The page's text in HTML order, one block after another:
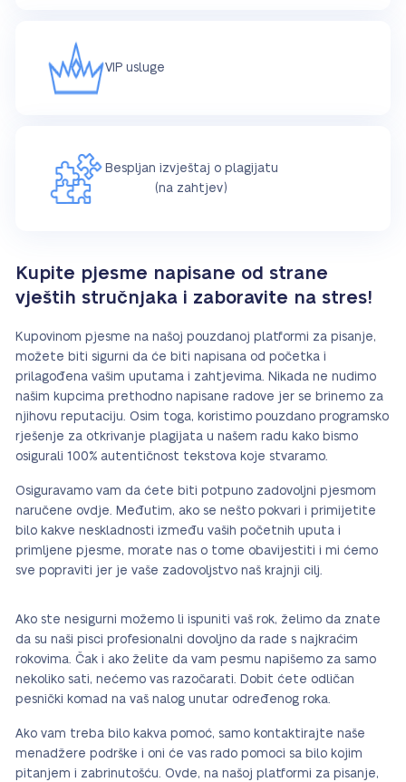
VIP usluge
Bespljan izvještaj o plagijatu
(na zahtjev)
Kupite pjesme napisane od strane
vještih stručnjaka i zaboravite na stres!
Kupovinom pjesme na našoj pouzdanoj platformi za pisanje,
možete biti sigurni da će biti napisana od početka i
prilagođena vašim uputama i zahtjevima. Nikada ne nudimo
našim kupcima prethodno napisane radove jer se brinemo za
njihovu reputaciju. Osim toga, koristimo pouzdano programsko
rješenje za otkrivanje plagijata u našem radu kako bismo
osigurali 100% autentičnost tekstova koje stvaramo.
Osiguravamo vam da ćete biti potpuno zadovoljni pjesmom
naručene ovdje. Međutim, ako se nešto pokvari i primijetite
bilo kakve neskladnosti između vaših početnih uputa i
primljene pjesme, morate nas o tome obavijestiti i mi ćemo
sve popraviti jer je vaše zadovoljstvo naš krajnji cilj.
Ako ste nesigurni možemo li ispuniti vaš rok, želimo da znate
da su naši pisci profesionalni dovoljno da rade s najkraćim
rokovima. Čak i ako želite da vam pesmu napišemo za samo
nekoliko sati, nećemo vas razočarati. Dobit ćete odličan
pesnički komad na vaš nalog unutar određenog roka.
Ako vam treba bilo kakva pomoć, samo kontaktirajte naše
menadžere podrške i oni će vas rado pomoci sa bilo kojim
pitanjem i zabrinutošću. Ovde, na našoj platformi za pisanje,